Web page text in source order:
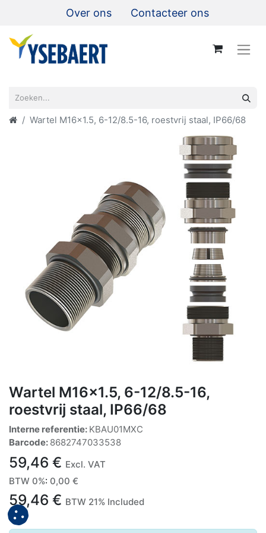
Over ons Contacteer ons
Wartel M16x1.5, 6-12/8.5-16, roestvrij staal, IP66/68
Wartel M16x1.5, 6-12/8.5-16,
roestvrij staal, IP66/68
Interne referentie: KBAU01MXC
Barcode: 8682747033538
59,46 € Excl. VAT
BTW 0%: 0,00 €
59,46 € BTW 21% Included